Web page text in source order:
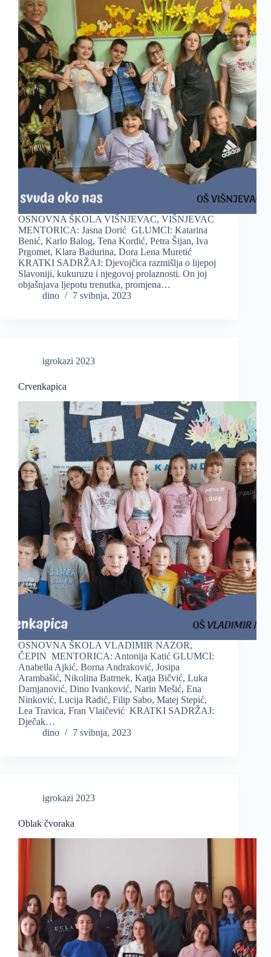
OSNOVNA ŠKOLA VIŠNJEVAC, VIŠNJEVAC
MENTORICA: Jasna Dorić GLUMCI: Katarina
Benić, Karlo Balog, Tena Kordić, Petra Šijan, Iva
Prgomet, Klara Badurina, Dora Lena Muretić
KRATKI SADRŽAJ: Djevojčica razmišlja o lijepoj
Slavoniji, kukuruzu i njegovoj prolaznosti. On joj
objašnjava ljepotu trenutka, promjena…
dino
7 svibnja, 2023
igrokazi 2023
Crvenkapica
OSNOVNA ŠKOLA VLADIMIR NAZOR,
ČEPIN MENTORICA: Antonija Katić GLUMCI:
Anabella Ajkić, Borna Andraković, Josipa
Arambašić, Nikolina Batrnek, Katja Bičvić, Luka
Damjanović, Dino Ivanković, Narin Mešić, Ena
Ninković, Lucija Radić, Filip Sabo, Matej Stepić,
Lea Travica, Fran Vlaičević KRATKI SADRŽAJ:
Dječak…
dino
7 svibnja, 2023
igrokazi 2023
Oblak čvoraka